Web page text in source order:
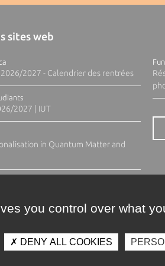
sites web
2027 - Calendrier des rentrées
2027 | IUT
in Quantum Matter and
you control over what
DENY ALL COOKIES